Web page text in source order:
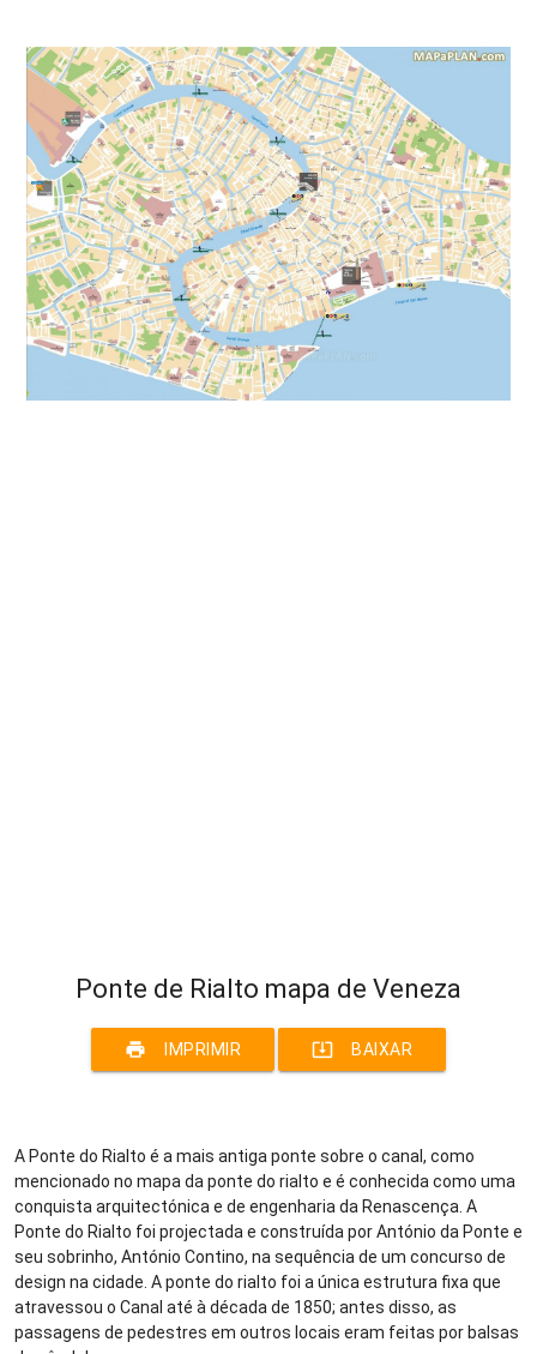
Ponte de Rialto mapa de Veneza
print IMPRIMIR system_update_alt BAIXAR
A Ponte do Rialto é a mais antiga ponte sobre o canal, como
mencionado no mapa da ponte do rialto e é conhecida como uma
conquista arquitectónica e de engenharia da Renascença. A
Ponte do Rialto foi projectada e construída por António da Ponte e
seu sobrinho, António Contino, na sequência de um concurso de
design na cidade. A ponte do rialto foi a única estrutura fixa que
atravessou o Canal até à década de 1850; antes disso, as
passagens de pedestres em outros locais eram feitas por balsas